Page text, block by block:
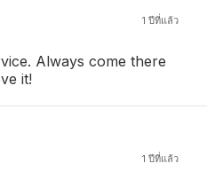
1 ปีที่แล้ว
Always come there
it!
1 ปีที่แล้ว